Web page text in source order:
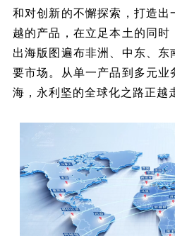
和对创新的不懈探索，打造出
越的产品，在立足本土的同时
出海版图遍布非洲、中东、
要市场。从单一产品到多元业
海，永利坚的全球化之路正越